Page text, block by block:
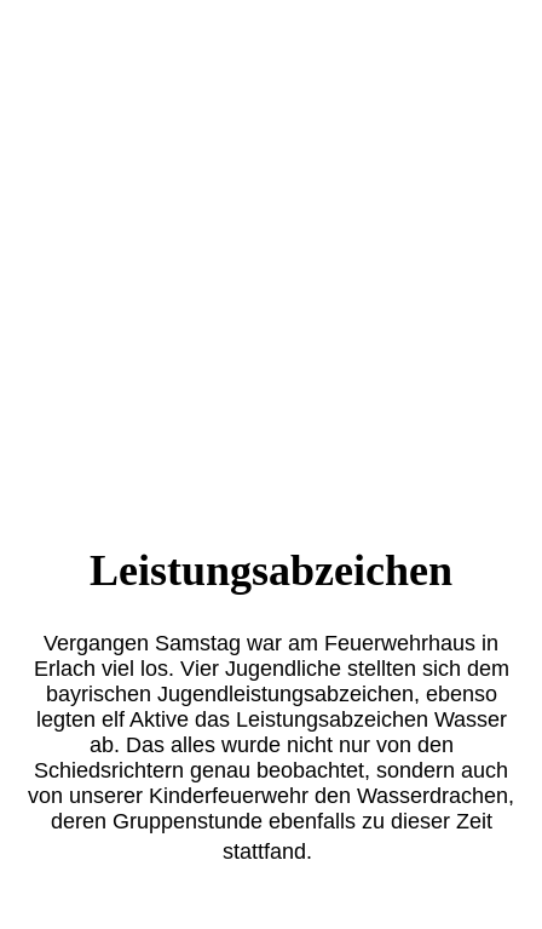
Leistungsabzeichen
Vergangen Samstag war am Feuerwehrhaus in
Erlach viel los. Vier Jugendliche stellten sich dem
bayrischen Jugendleistungsabzeichen, ebenso
legten elf Aktive das Leistungsabzeichen Wasser
ab. Das alles wurde nicht nur von den
Schiedsrichtern genau beobachtet, sondern auch
von unserer Kinderfeuerwehr den Wasserdrachen,
deren Gruppenstunde ebenfalls zu dieser Zeit
stattfand.